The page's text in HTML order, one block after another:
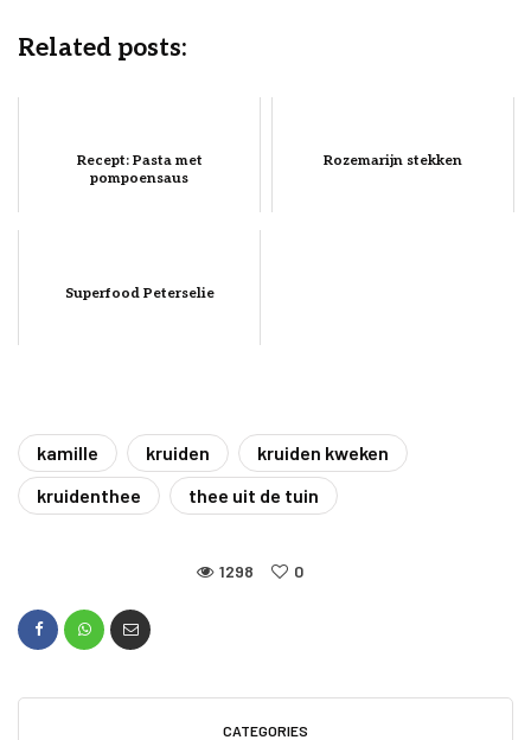
Related posts:
Recept: Pasta met
pompoensaus
Rozemarijn stekken
Superfood Peterselie
kamille kruiden
kruiden kweken
kruidenthee
thee uit de tuin
1298 0
CATEGORIES